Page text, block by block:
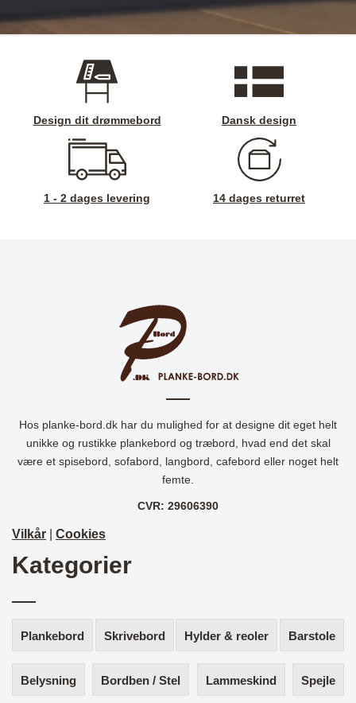
Design dit drømmebord Dansk design
1 - 2 dages levering 14 dages returret
Hos planke-bord.dk har du mulighed for at designe dit eget helt
unikke og rustikke plankebord og træbord, hvad end det skal
være et spisebord, sofabord, langbord, cafebord eller noget helt
femte.
CVR: 29606390
Vilkår Cookies
Kategorier
Plankebord Skrivebord Hylder & reoler Barstole
Belysning Bordben / Stel Lammeskind Spejle